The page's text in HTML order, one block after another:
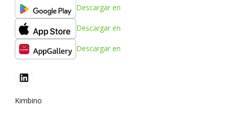
Descargar en
Descargar en
Descargar en
Kimbino